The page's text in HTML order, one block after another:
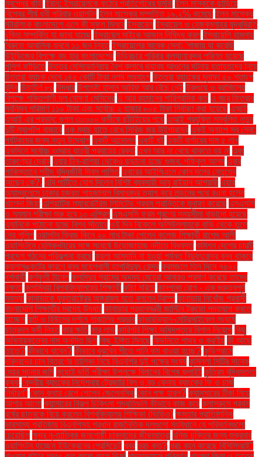
স্বপ্নের বাড়ি ইরান: ইসরায়েলকে কঠোর প্রতিশোধের হুমকি ইলন মাস্ককে ছাড়িয়ে
বিশ্বের শীর্ষ ধনী পরিবার ওয়ালটন ইলন মাস্কের সম্পত্তি ১৯.২% কমেছে ইলন মাস্কের
স্টারলিংক বাংলাদেশে এলে কী সুফল মিলবে ইসরায়েল ইসরায়েল ও হেজবুল্লাহর যুদ্ধবিরতি
চুক্তি সম্পর্কিত যা জানা যাচ্ছে ইসরায়েল মাইকে আজান নিষিদ্ধ করল ইসরায়েলি হামলায়
বৈরুতে আবাসিক ভবনে ১১ জন নিহত ইসরায়েলের সাবেক সেনা: 'গাজায় যা করেছি
উইন্ডিজের বিপক্ষে বড় হার বাংলাদেশের উড়িরচরে পরিবার কল্যাণকেন্দ্র পরিণত হয়েছে
পুলিশ ফাঁড়িতে উত্তর মেসিডোনিয়ায় নৈশ ক্লাবে ভয়াবহ আগুনের ঘটনায় হতাহতদের নিয়ে
উত্তরা ব্যাংক দেবে ১৪৫ কোটি টাকা নগদ লভ্যাংশ উত্তরা ব্যাংকের মুনাফা ৫০ শতাংশ
বৃদ্ধি উত্তীর্ণ ৮৩ উদ্ধার উপদেষ্টা হাসান আরিফ আর বেঁচে নেই উরুগুয়ে ও ব্রাজিলের
বিপক্ষে শক্তিশালী দল ঘোষণা মেসিদের এ আর রহমানের পারিশ্রমিক কত এ বছর ফিতরার
সর্বনিম্ন পরিমাণ ১১০ টাকা এবং সর্বোচ্চ ২ হাজার ৮০৫ টাকা নির্ধারণ করা হয়েছে এআই
এআই এর প্রভাব: গুগল ৩০০০০ কর্মীকে ছাঁটাইয়ের পথে এআই প্রযুক্তি সম্বলিত নতুন
দুটি ল্যাপটপ বাজারে এক ম্যাচ হাতে রেখে সিরিজ জয় টাইগারদের একই অ্যাপে সব সেবা:
পর্যটকদের জন্য নতুন উদ্যোগ একটি আন্দোলন একটি বই একটি বার্গারের দাম ৫ লাখ
একদিনে সর্বোচ্চ ওমরাহ যাত্রী প্রবাহের রেকর্ড এখন আর না খেয়ে থাকতে হয় না এবং
তারুণ্যের দ্রোহ এবার চীন-রাশিয়া থেকেও ছড়ানো হচ্ছে গুজব: শফিকুল আলম এবার
পাকিস্তানে শহীদ বুদ্ধিজীবী দিবস পালিত এবারের আইপিএলে কোন দলের নেতৃত্বে
আছেন কে?. এবি পার্টিতে যোগ দিলেন বিশিষ্ট ব্যবসায়ী আবু রাইয়ান আশয়ারী এয়ার
অ্যাম্বুলেন্সে ঢাকার হজরত শাহজালাল বিমানবন্দর ত্যাগ করে লন্ডনের পথে রওনা হলেন
খালেদা জিয়া এশিয়াটিক ল্যাবরেটরিজ লিমিটেড প্রথম প্রান্তিকে মুনাফা করেছে এসএসসি
ও সমমান পরীক্ষা শুরু হবে ১০ এপ্রিল এসএসসি ফরম পূরণের সময়সীমা বাড়ানো হয়েছে
এ্যানিকে পাঠানো হচ্ছে বিশ্ব সাঁতারে ওই দিন বিকেলে অলিউল্লাহকে বাড়ি থেকে তুলে
নেয় পুলিশ ওয়ালটন ফ্রিজ কিনে ২০ লাখ টাকা পেলেন কলেজ শিক্ষার্থী রাশেদ আলী
ওয়াশিংটনে হেলিকপ্টারের সঙ্গে সংঘর্ষে উড়োজাহাজ নদীতে বিধ্বস্ত কমিশন দেশের চারটি
প্রদেশ গঠনের পরিকল্পনা করছে কয়লা আমদানি না হওয়া পর্যন্ত বিদ্যুৎকেন্দ্র বন্ধ থাকবে
কয়লাসঙ্কটের কারণে বন্ধ মহেশখালী তাপবিদ্যুৎ কেন্দ্র করমজলে তিন দিনে ৭৫০০
দর্শনার্থী কর্ণফুলী টানেল কলসিন্দুর গ্রামের অদম্য মেয়েরা আবারও প্রমাণ করেছে তাদের
দক্ষতা কলাম্বিয়া বিশ্ববিদ্যালয়ের শিক্ষার্থী কাঁচা মরিচে কানপাকা রোগ - এক গুরুত্বপুর্ণ
সমস্যা কানাডাকে যুক্তরাষ্ট্রের অঙ্গরাজ্য হতে বললেন ট্রাম্প কানাডায় নিখোঁজ প্রবাসী
বাংলাদেশি শিক্ষার্থীর মরদেহ উদ্ধার কানাডার প্রধানমন্ত্রী জাস্টিন ট্রুডো পদত্যাগ করতে
যাচ্ছেন কান্ট ও হিউমের দর্শনে গাজালির প্রভাব কাভার্ডভ্যান-মোটরসাইকেল সংঘর্ষে
ছাত্রদল কর্মী নিহত কার ক্ষতি কার লাভ কারিগরি শিক্ষা অধিদপ্তরে বিশাল নিয়োগ কিছু
অধিনায়কত্বের নাম অনুমিত ছিল কিছু ইঙ্গিত মিলছে কিডনিতে পাথর ও করণীয় কী আছে
তাতে? কীভাবে খাবেন? কীভাবে বুঝবেন শীতে পানি কম খাওয়া হচ্ছে? কুড়িগ্রামে
দরিদ্রদের চাল বিতরণের তালিকা নিয়ে বিএনপির দুই পক্ষের সংঘর্ষ কুমিল্লা সিটির সাবেক
মেয়র সূচনার জমি কুয়েটে ভর্তি পরীক্ষা উপলক্ষে বিমানের বিশেষ ফ্লাইট কৃত্রিম বুদ্ধিমত্তা
কৃষক কেন্দ্রীয় ব্যাংকের নির্দেশনায় ট্রেজারি বিল ও বন্ড কেনায় ব্যাংকের ফি ও চার্জ
নির্ধারণ" কোন কথায় রেগে গেলেন জেলেনস্কি কোন পক্ষ হারল? ক্যানসারের টিকা নিয়ে
আশার আলো ক্যান্সারের বিকল্প চিকিৎসা পদ্ধতিগুলি কীভাবে কাজ করে ক্লাসরুমে প্রথম
বর্ষের ছাত্রকে বিয়ে করলেন বিশ্ববিদ্যালয় শিক্ষিকা (ভিডিও) ক্ষমতার প্রাতিষ্ঠানিক
ভারসাম্য প্রতিষ্ঠায় বিএনপিসহ প্রধান রাজনৈতিক দলগুলো সংবিধানে যে পরিবর্তনগুলো
চেয়েছিল ক্ষুদ্র নৃ-তাত্বিক জনগোষ্ঠী চাকমাদের জীবনযাত্রা খনিজ চুক্তির জন্য শুক্রবার
ওয়াশিংটন যাচ্ছেন ইউক্রেনের প্রেসিডেন্ট খবর খরচ কত? খরচ বহন করেছে বিসিসিআই"